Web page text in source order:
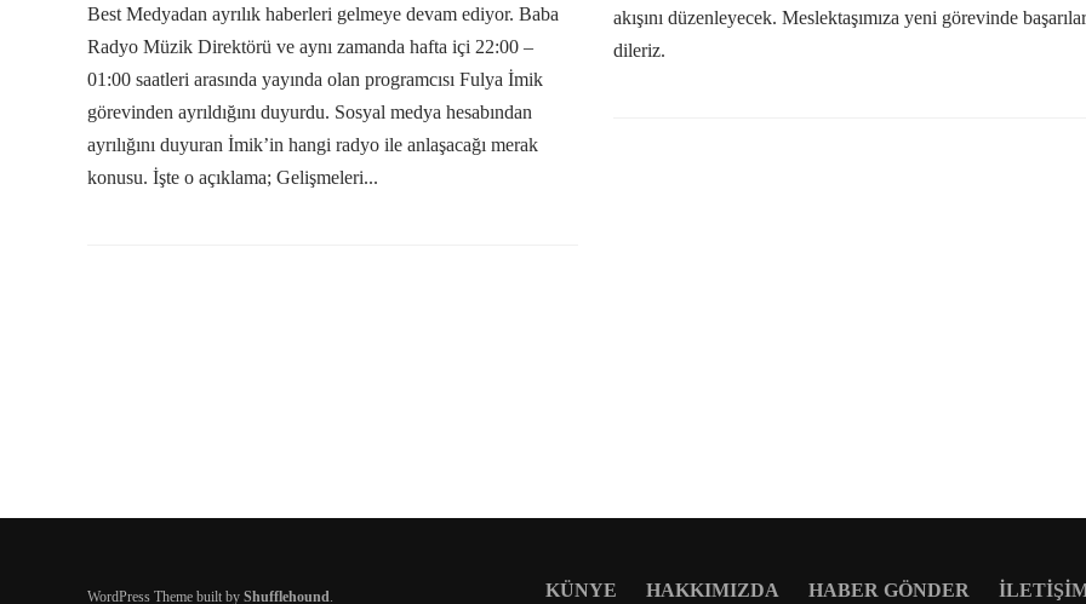
Best Medyadan ayrılık haberleri gelmeye devam ediyor. Baba
Radyo Müzik Direktörü ve aynı zamanda hafta içi 22:00 –
01:00 saatleri arasında yayında olan programcısı Fulya İmik
görevinden ayrıldığını duyurdu. Sosyal medya hesabından
ayrılığını duyuran İmik’in hangi radyo ile anlaşacağı merak
konusu. İşte o açıklama; Gelişmeleri...
akışını düzenleyecek. Meslektaşımıza yeni görevinde başarılar
dileriz.
WordPress Theme built by Shufflehound. KÜNYE HAKKIMIZDA HABER GÖNDER